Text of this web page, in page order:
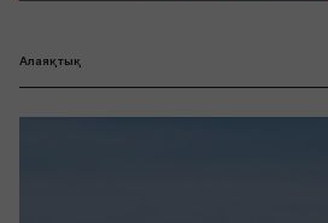
Алаяқтық